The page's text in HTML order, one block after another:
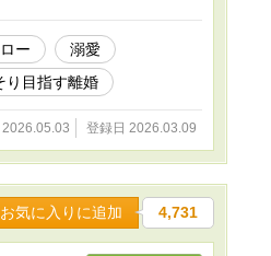
ー
溺愛
り目指す離婚
登録日 2026.03.09
お気に入りに追加 4,731